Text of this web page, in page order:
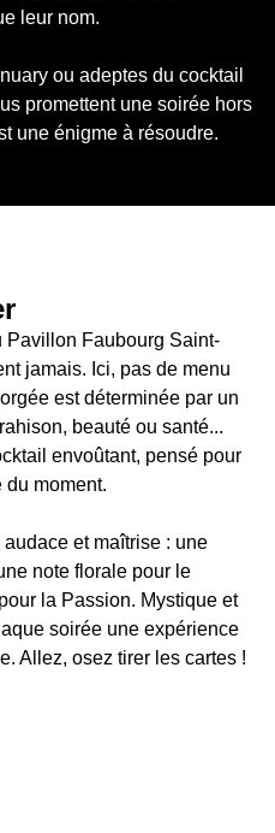
leur nom.
ou adeptes du cocktail
promettent une soirée hors
une énigme à résoudre.
Pavillon Faubourg Saint-
jamais. Ici, pas de menu
est déterminée par un
beauté ou santé...
envoûtant, pensé pour
du moment.
et maîtrise : une
note florale pour le
la Passion. Mystique et
soirée une expérience
Allez, osez tirer les cartes !